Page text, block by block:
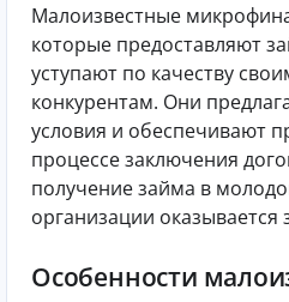
Малоизвестные
которые предоставляют
уступают по качеству
конкурентам. Они
условия и обеспечивают
процессе заключения
получение займа в
организации
Особенности